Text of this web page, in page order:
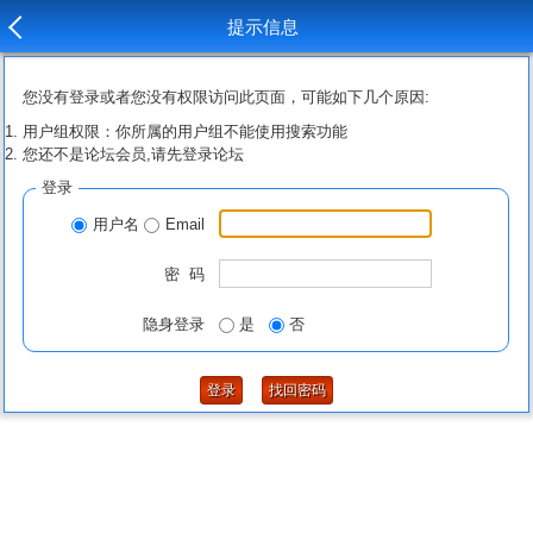
提示信息
您没有登录或者您没有权限访问此页面，可能如下几个原因:
用户组权限：你所属的用户组不能使用搜索功能
您还不是论坛会员,请先登录论坛
登录
用户名 Email
密 码
隐身登录 是 否